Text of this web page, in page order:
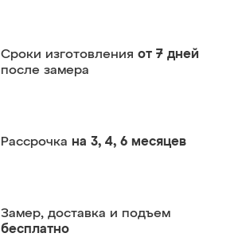
Сроки изготовления от 7 дней
после замера
Рассрочка на 3, 4, 6 месяцев
Замер, доставка и подъем
бесплатно